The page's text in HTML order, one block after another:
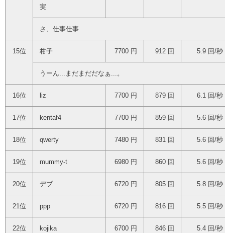
実
さ、仕事仕事
15位 柑子 7700 円 912 回 5.9 回/秒
うーん...まだまだだなぁ...。
16位 liz 7700 円 879 回 6.1 回/秒
17位 kentaf4 7700 円 859 回 5.6 回/秒
18位 qwerty 7480 円 831 回 5.6 回/秒
19位 mummy-t 6980 円 860 回 5.6 回/秒
20位 デブ 6720 円 805 回 5.8 回/秒
21位 ppp 6720 円 816 回 5.5 回/秒
22位 kojika 6700 円 846 回 5.4 回/秒